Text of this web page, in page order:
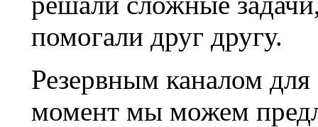
помогали друг другу.
Резервным каналом
момент мы можем